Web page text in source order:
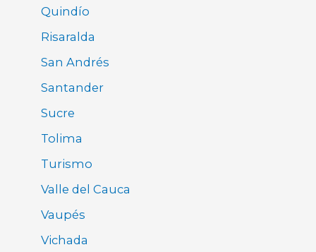
Quindío
Risaralda
San Andrés
Santander
Sucre
Tolima
Turismo
Valle del Cauca
Vaupés
Vichada